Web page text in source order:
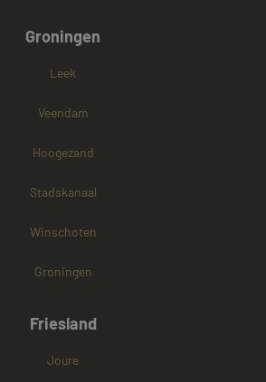
Groningen
Leek
Veendam
Hoogezand
Stadskanaal
Winschoten
Groningen
Friesland
Joure